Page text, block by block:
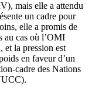
mais elle a attendu
un cadre pour
elle a promis de
au cas où l’OMI
et la pression est
en faveur d’un
cadre des Nations